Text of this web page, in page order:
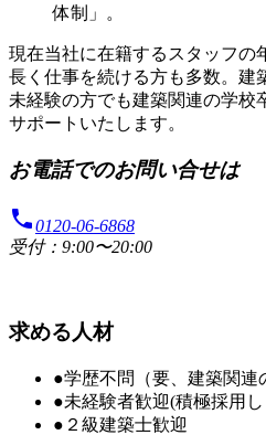
体制」。
現在当社に在籍するスタッフの
長く仕事を続ける方も多数。建
未経験の方でも建築関連の学校
サポートいたします。
お電話でのお問い合せは
phone0120-06-6868
受付：9:00〜20:00
求める人材
●学歴不問（要、建築関連
●未経験者歓迎(積極採用
●２級建築士歓迎